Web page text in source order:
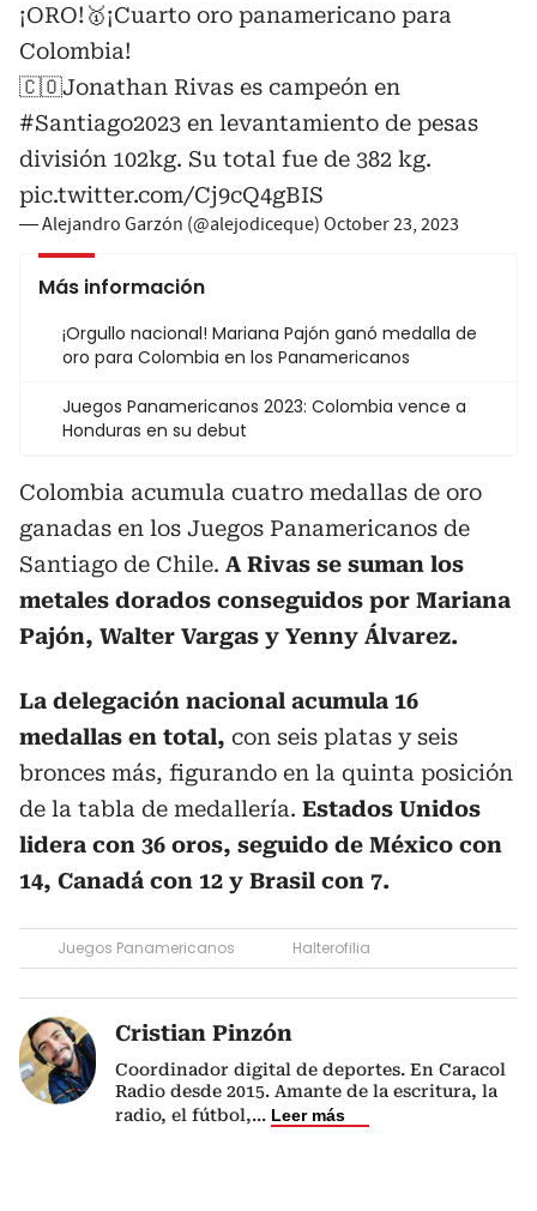
¡ORO!🥇¡Cuarto oro panamericano para
Colombia!
🇨🇴Jonathan Rivas es campeón en
#Santiago2023 en levantamiento de pesas
división 102kg. Su total fue de 382 kg.
pic.twitter.com/Cj9cQ4gBIS
— Alejandro Garzón (@alejodiceque) October 23, 2023
Más información
¡Orgullo nacional! Mariana Pajón ganó medalla de
oro para Colombia en los Panamericanos
Juegos Panamericanos 2023: Colombia vence a
Honduras en su debut
Colombia acumula cuatro medallas de oro
ganadas en los Juegos Panamericanos de
Santiago de Chile. A Rivas se suman los
metales dorados conseguidos por Mariana
Pajón, Walter Vargas y Yenny Álvarez.
La delegación nacional acumula 16
medallas en total, con seis platas y seis
bronces más, figurando en la quinta posición
de la tabla de medallería. Estados Unidos
lidera con 36 oros, seguido de México con
14, Canadá con 12 y Brasil con 7.
Juegos Panamericanos Halterofilia
Cristian Pinzón
Coordinador digital de deportes. En Caracol
Radio desde 2015. Amante de la escritura, la
radio, el fútbol,... Leer más